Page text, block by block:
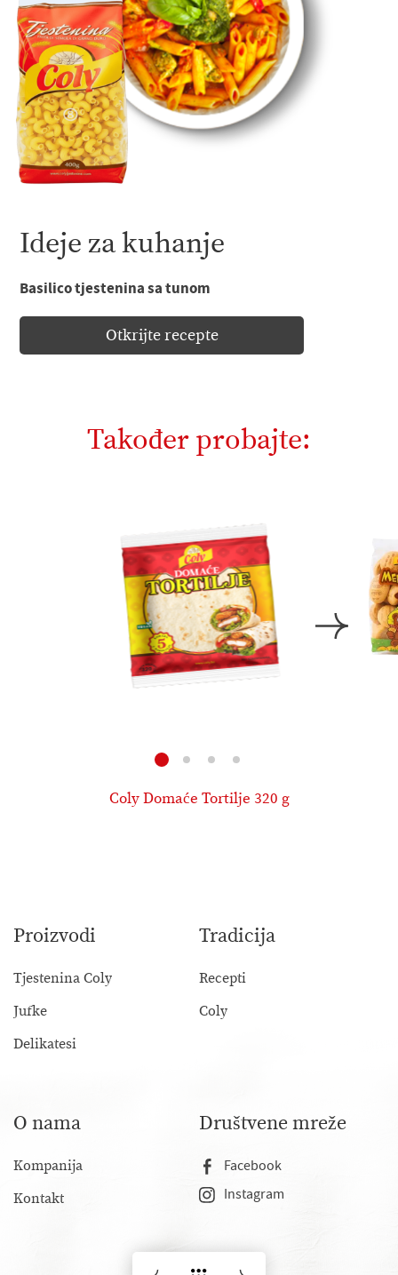
Ideje za kuhanje
Basilico tjestenina sa tunom
Otkrijte recepte
Također probajte:
Coly Domaće Tortilje 320 g
Proizvodi
Tjestenina Coly
Jufke
Delikatesi
Tradicija
Recepti
Coly
O nama
Kompanija
Kontakt
Društvene mreže
Facebook
Instagram